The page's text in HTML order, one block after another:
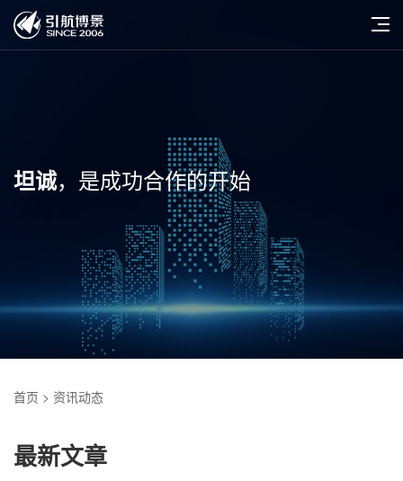
坦诚，是成功合作的开始
首页 > 资讯动态
最新文章